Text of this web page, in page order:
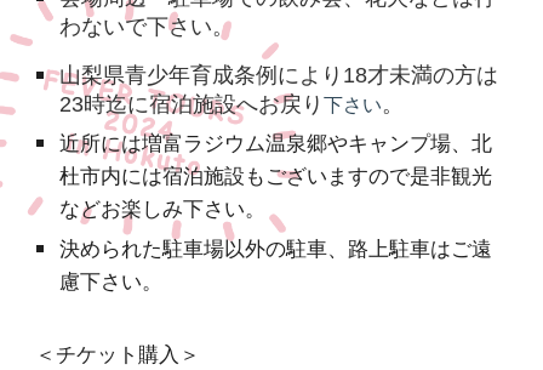
わないで下さい。
山梨県青少年育成条例により18才未満の方は
23時迄に宿泊施設へお戻り下さい。
近所には増富ラジウム温泉郷やキャンプ場、北
杜市内には宿泊施設もございますので是非観光
などお楽しみ下さい。
決められた駐車場以外の駐車、路上駐車はご遠
慮下さい。
＜チケット購入＞